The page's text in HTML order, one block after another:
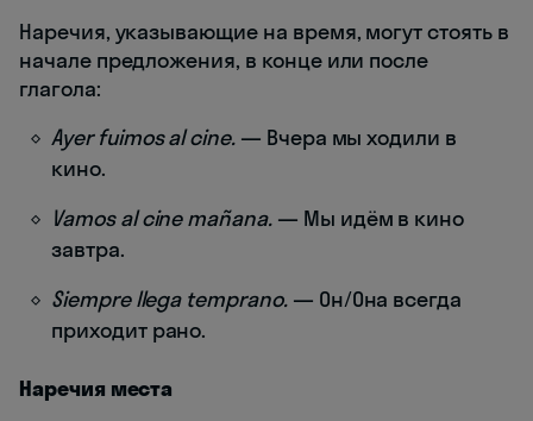
Наречия, указывающие на время, могут стоять в
начале предложения, в конце или после
глагола:
Ayer fuimos al cine. — Вчера мы ходили в
кино.
Vamos al cine mañana.— Мы идём в кино
завтра.
Siempre llega temprano.— Он/Она всегда
приходит рано.
Наречия места